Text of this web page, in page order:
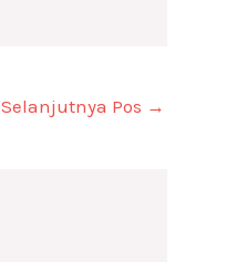
Selanjutnya Pos →